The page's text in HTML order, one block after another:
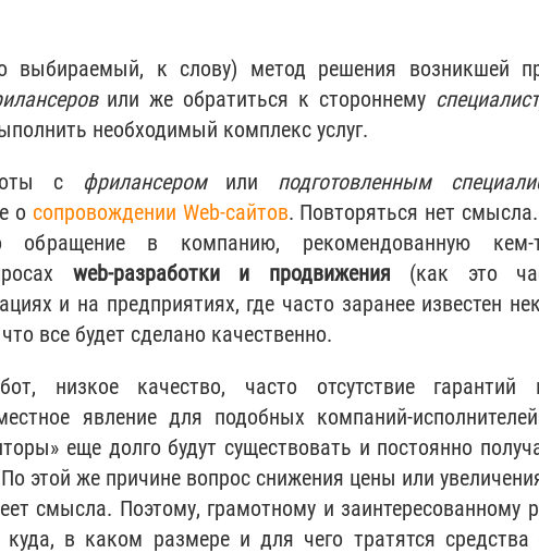
выбираемый, к слову) метод решения возникшей
или же обратиться к стороннему
необходимый комплекс услуг.
с фрилансеромили подготовленным
о сопровождении Web-сайтов. Повторяться нет
обращение в компанию, рекомендованную
web-разработки и продвижения (как это
и на предприятиях, где часто заранее известен
все будет сделано качественно.
низкое качество, часто отсутствие гарантий
явление для подобных компаний-
еще долго будут существовать и постоянно
этой же причине вопрос снижения цены или
смысла. Поэтому, грамотному и заинтересованному
в каком размере и для чего тратятся